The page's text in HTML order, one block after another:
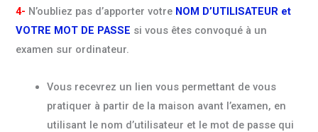
4- N’oubliez pas d’apporter votre NOM D’UTILISATEUR et
VOTRE MOT DE PASSE si vous êtes convoqué à un
examen sur ordinateur.
Vous recevrez un lien vous permettant de vous
pratiquer à partir de la maison avant l’examen, en
utilisant le nom d’utilisateur et le mot de passe qui